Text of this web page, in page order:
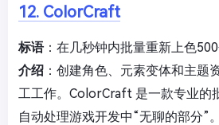
12. ColorCraft
标语：在几秒钟内批量重新上色
介绍 ：创建角色、元素变体和主题
工工作。ColorCraft 是一款专业的
自动处理游戏开发中“无聊的部分”